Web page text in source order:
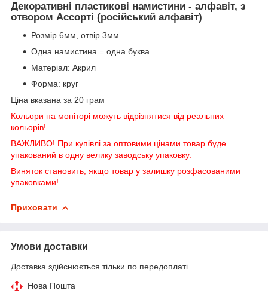
Декоративні пластикові намистини - алфавіт, з
отвором Ассорті (російський алфавіт)
Розмір 6мм, отвір 3мм
Одна намистина = одна буква
Матеріал: Акрил
Форма: круг
Ціна вказана за 20 грам
Кольори на моніторі можуть відрізнятися від реальних
кольорів!
ВАЖЛИВО! При купівлі за оптовими цінами товар буде
упакований в одну велику заводську упаковку.
Виняток становить, якщо товар у залишку розфасованими
упаковками!
Приховати
Умови доставки
Доставка здійснюється тільки по передоплаті.
Нова Пошта